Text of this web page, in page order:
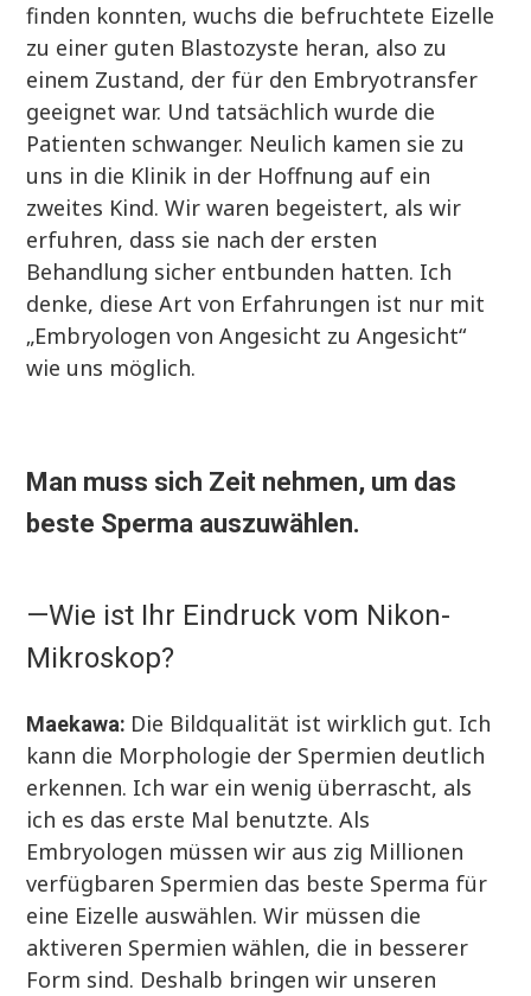
finden konnten, wuchs die befruchtete Eizelle
zu einer guten Blastozyste heran, also zu
einem Zustand, der für den Embryotransfer
geeignet war. Und tatsächlich wurde die
Patienten schwanger. Neulich kamen sie zu
uns in die Klinik in der Hoffnung auf ein
zweites Kind. Wir waren begeistert, als wir
erfuhren, dass sie nach der ersten
Behandlung sicher entbunden hatten. Ich
denke, diese Art von Erfahrungen ist nur mit
„Embryologen von Angesicht zu Angesicht“
wie uns möglich.
Man muss sich Zeit nehmen, um das
beste Sperma auszuwählen.
—Wie ist Ihr Eindruck vom Nikon-
Mikroskop?
Maekawa: Die Bildqualität ist wirklich gut. Ich
kann die Morphologie der Spermien deutlich
erkennen. Ich war ein wenig überrascht, als
ich es das erste Mal benutzte. Als
Embryologen müssen wir aus zig Millionen
verfügbaren Spermien das beste Sperma für
eine Eizelle auswählen. Wir müssen die
aktiveren Spermien wählen, die in besserer
Form sind. Deshalb bringen wir unseren